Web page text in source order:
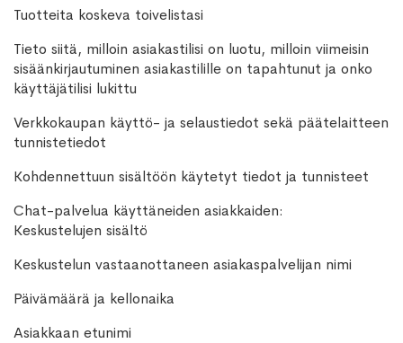
Tuotteita koskeva toivelistasi
Tieto siitä, milloin asiakastilisi on luotu, milloin viimeisin
sisäänkirjautuminen asiakastilille on tapahtunut ja onko
käyttäjätilisi lukittu
Verkkokaupan käyttö- ja selaustiedot sekä päätelaitteen
tunnistetiedot
Kohdennettuun sisältöön käytetyt tiedot ja tunnisteet
Chat-palvelua käyttäneiden asiakkaiden:
Keskustelujen sisältö
Keskustelun vastaanottaneen asiakaspalvelijan nimi
Päivämäärä ja kellonaika
Asiakkaan etunimi